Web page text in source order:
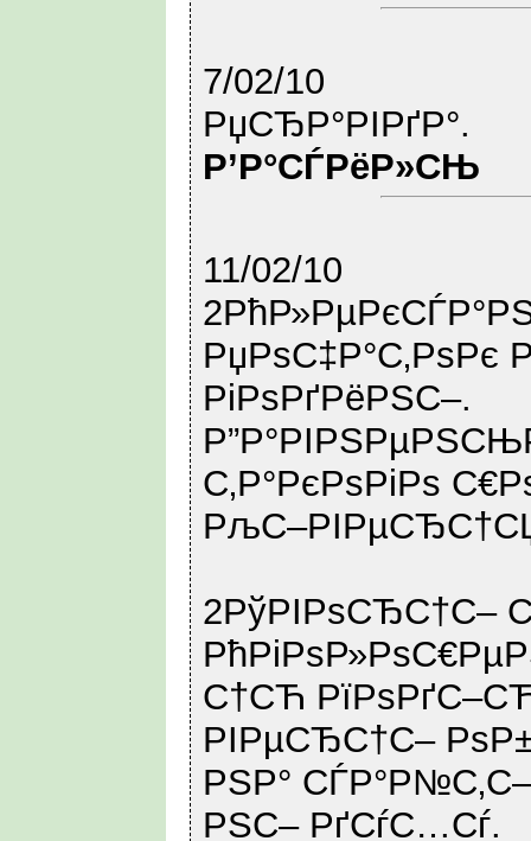
7/02/10
РџСЂР°РІРґР°.
Р’Р°СЃРёР»СЊ
11/02/10
РџРѕС‡Р°С‚РѕРє
РіРѕРґРёРЅС–.
С‚Р°РєРѕРіРѕ
2РўРІРѕСЂС†С–
С†СЋ
РІРµСЂС†С–
РЅР°
РЅС– РґСѓС…Сѓ.